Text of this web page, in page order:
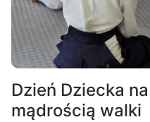
Dzień Dziecka
mądrością walki